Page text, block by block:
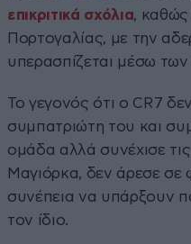
επικριτικά σχόλια, καθώς
Πορτογαλίας, με την
υπερασπίζεται μέσω
Το γεγονός ότι ο CR7
συμπατριώτη του και
ομάδα αλλά συνέχισε
Μαγιόρκα, δεν άρεσε
συνέπεια να υπάρξουν
τον ίδιο.